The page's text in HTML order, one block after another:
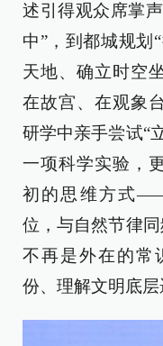
述引得观众席掌
中”，到都城规划
天地、确立时空
在故宫、在观象
研学中亲手尝试“
一项科学实验，
初的思维方式
位，与自然节律
不再是外在的常
份、理解文明底层